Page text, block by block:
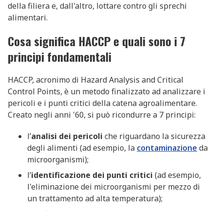
della filiera e, dall'altro, lottare contro gli sprechi
alimentari.
Cosa significa HACCP e quali sono i 7
principi fondamentali
HACCP, acronimo di Hazard Analysis and Critical
Control Points, è un metodo finalizzato ad analizzare i
pericoli e i punti critici della catena agroalimentare.
Creato negli anni '60, si può ricondurre a 7 principi:
l’analisi dei pericoli che riguardano la sicurezza
degli alimenti (ad esempio, la contaminazione da
microorganismi);
l’identificazione dei punti critici (ad esempio,
l'eliminazione dei microorganismi per mezzo di
un trattamento ad alta temperatura);